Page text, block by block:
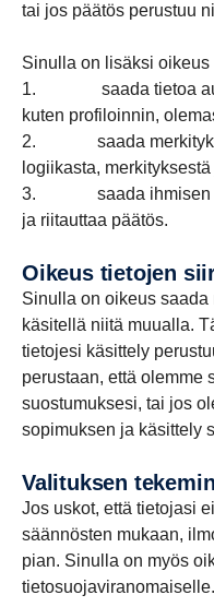
tai jos päätös perustuu
Sinulla on lisäksi oikeus
1. saada tietoa
kuten profiloinnin,
2. saada
logiikasta,
3. saada ihmisen
ja riitauttaa päätös.
Oikeus tietojen
Sinulla on oikeus
käsitellä niitä muualla.
tietojesi käsittely
perustaan, että olemme
suostumuksesi, tai jos
sopimuksen ja käsittely
valituksen
Jos uskot, että tietojasi
säännösten mukaan,
pian. Sinulla on myös
tietosuojaviranomaiselle.